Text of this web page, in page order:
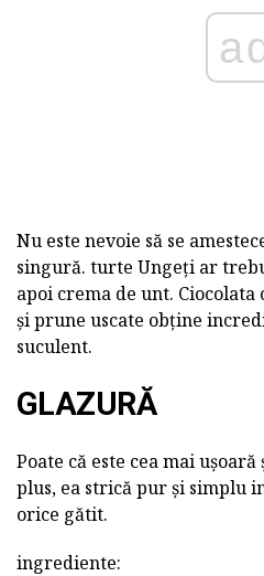
ad
Nu este nevoie să se
singură. turte Ungeți ar
apoi crema de unt. Ciocolata
și prune uscate obține
suculent.
GLAZURĂ
Poate că este cea mai
plus, ea strică pur și simplu
orice gătit.
ingrediente: